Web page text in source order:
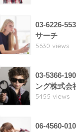
03-6226-
サーチ
5630 views
03-5366-
ング株式会
5455 views
06-4560-